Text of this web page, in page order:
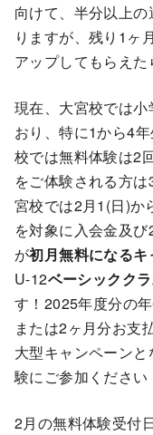
向けて、半分以上
りますが、残り1ヶ
アップしてもらえた
現在、大宮校では
おり、特に1から4
校では無料体験は2
をご体験される方
宮校では2月1(日)か
を対象に入会金及
が初月無料になる
U-12ベーシックク
す！2025年度分の
または2ヶ月分お支
大型キャンペーン
験にご参加ください
2月の無料体験受付